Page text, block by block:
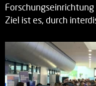
Ziel ist es, durch